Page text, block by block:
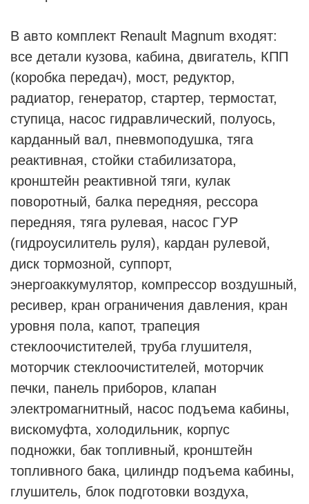
В авто комплект Renault Magnum входят:
все детали кузова, кабина, двигатель, КПП
(коробка передач), мост, редуктор,
радиатор, генератор, стартер, термостат,
ступица, насос гидравлический, полуось,
карданный вал, пневмоподушка, тяга
реактивная, стойки стабилизатора,
кронштейн реактивной тяги, кулак
поворотный, балка передняя, рессора
передняя, тяга рулевая, насос ГУР
(гидроусилитель руля), кардан рулевой,
диск тормозной, суппорт,
энергоаккумулятор, компрессор воздушный,
ресивер, кран ограничения давления, кран
уровня пола, капот, трапеция
стеклоочистителей, труба глушителя,
моторчик стеклоочистителей, моторчик
печки, панель приборов, клапан
электромагнитный, насос подъема кабины,
вискомуфта, холодильник, корпус
подножки, бак топливный, кронштейн
топливного бака, цилиндр подъема кабины,
глушитель, блок подготовки воздуха,